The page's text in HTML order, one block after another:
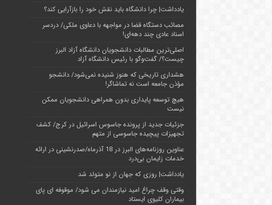
یادداشت| چرا دانشگاه باید نقش خود را بازآرایی کند؟
مصائب دستگاه قضا در مواجهه با دعاوی ملکی/ دردسر
اسناد عادی چند‌ دهه‌ای!
اصلی‌ترین مطالبات دانشجویان دانشگاه آزاد البرز
چیست؟/ گفت‌وگو با رئیس دانشگاه آز‌اد
هشداری تاریخی که هنوز شنیده نمی‌شود/ دانشجو
مؤذن جامعه است نه تماشاگر!
هیچ توسعه پایداری بدون همراهی دانشجویان ممکن
نیست
جزئیات جدید از پرونده جاسوس اسرائیل در کرج/‌ کشف
تجهیزات پیچیده جاسوسی از متهم
عناوین روزنامه‌های البرز در ‌18 آذرماه/صدرنشینی در ارائه
خدمات زایمان بی‌درد
یادداشت| روزی که جهان از نو متولد شد
وقتی وقف چراغ امید نیازمندان می شود/ موقوفه ای پای
بیماران کلیوی ایستاد